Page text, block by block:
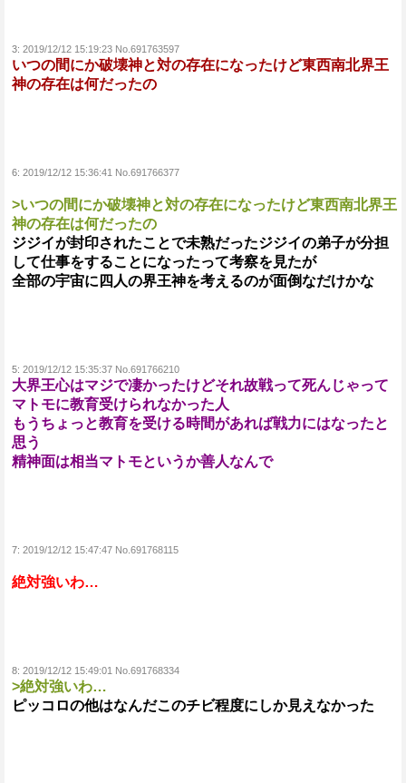
3: 2019/12/12 15:19:23 No.691763597
いつの間にか破壊神と対の存在になったけど東西南北界王
神の存在は何だったの
6: 2019/12/12 15:36:41 No.691766377
>いつの間にか破壊神と対の存在になったけど東西南北界王
神の存在は何だったの
ジジイが封印されたことで未熟だったジジイの弟子が分担
して仕事をすることになったって考察を見たが
全部の宇宙に四人の界王神を考えるのが面倒なだけかな
5: 2019/12/12 15:35:37 No.691766210
大界王心はマジで凄かったけどそれ故戦って死んじゃって
マトモに教育受けられなかった人
もうちょっと教育を受ける時間があれば戦力にはなったと
思う
精神面は相当マトモというか善人なんで
7: 2019/12/12 15:47:47 No.691768115
絶対強いわ…
8: 2019/12/12 15:49:01 No.691768334
>絶対強いわ…
ピッコロの他はなんだこのチビ程度にしか見えなかった